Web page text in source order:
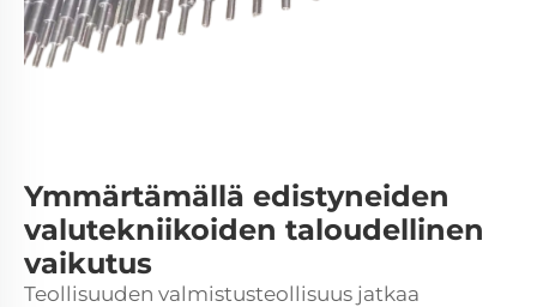
Ymmärtämällä edistyneiden
valutekniikoiden taloudellinen
vaikutus
Teollisuuden valmistusteollisuus jatkaa